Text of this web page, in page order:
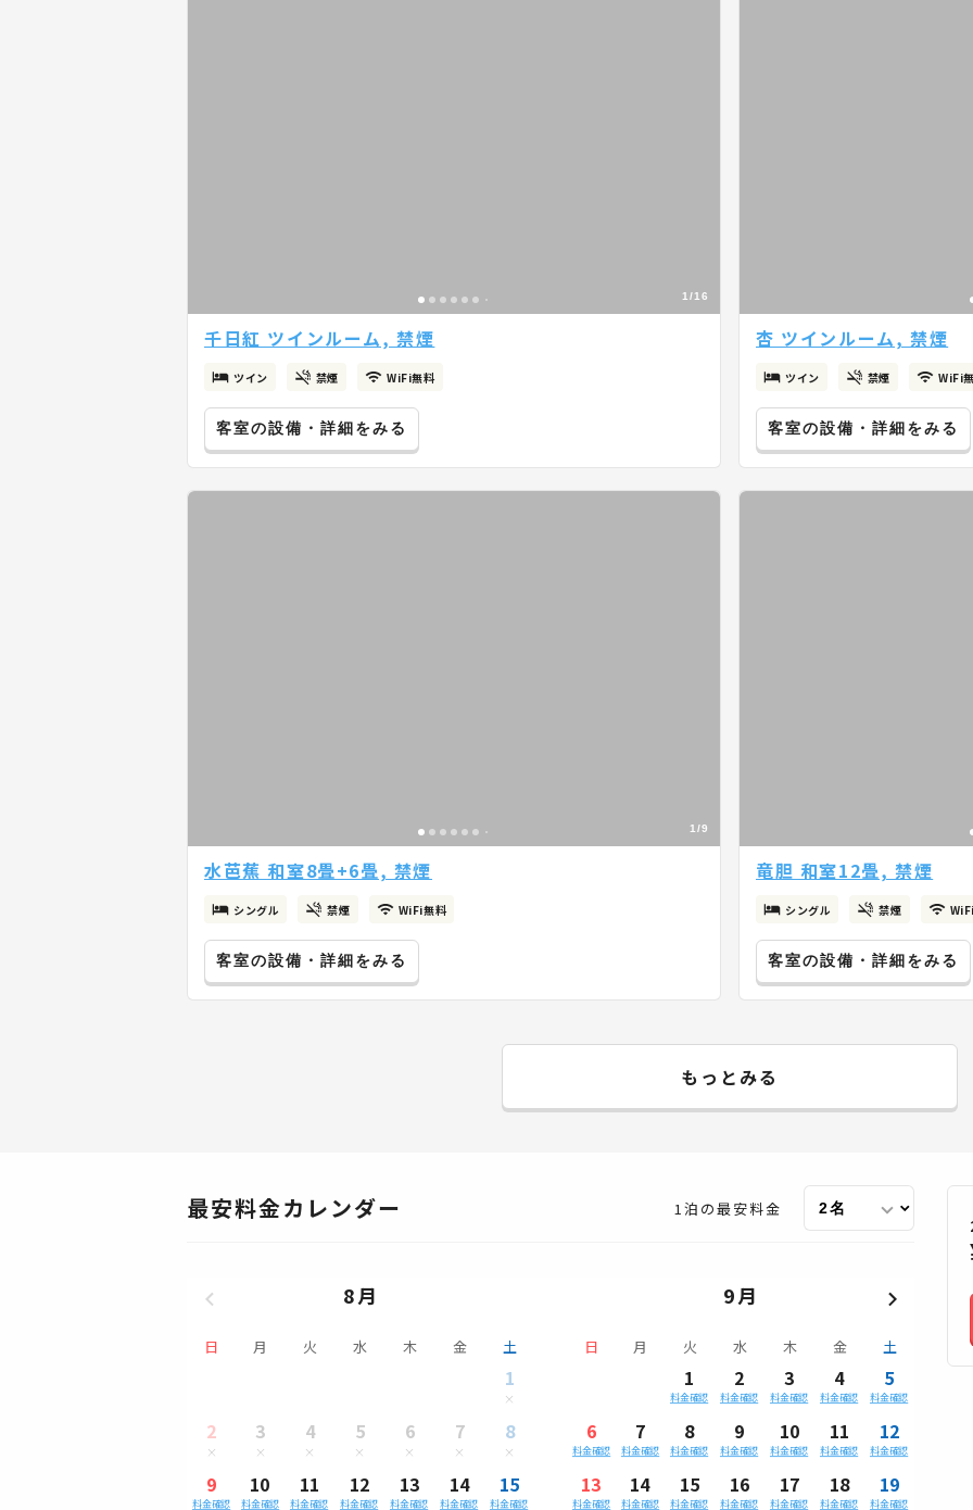
1/16
千日紅 ツインルーム, 禁煙
ツイン 禁煙 WiFi無料
客室の設備・詳細をみる
杏 ツインルーム, 禁煙
ツイン 禁煙 WiFi
客室の設備・詳細をみる
1/9
水芭蕉 和室8畳+6畳, 禁煙
シングル 禁煙 WiFi無料
客室の設備・詳細をみる
竜胆 和室12畳, 禁煙
シングル 禁煙
客室の設備・詳細をみる
もっとみる
最安料金カレンダー 1泊の最安料金
8月
日 月 火 水 木 金 土
1
2 3 4 5 6 7 8
9
料金確認
10
料金確認
11
料金確認
12
料金確認
13
料金確認
14
料金確認
15
料金確認
9月
日 月 火 水 木 金 土
1
料金確認
2
料金確認
3
料金確認
4
料金確認
5
料金確認
6
料金確認
7
料金確認
8
料金確認
9
料金確認
10
料金確認
11
料金確認
12
料金確認
13
料金確認
14
料金確認
15
料金確認
16
料金確認
17
料金確認
18
料金確認
19
料金確認